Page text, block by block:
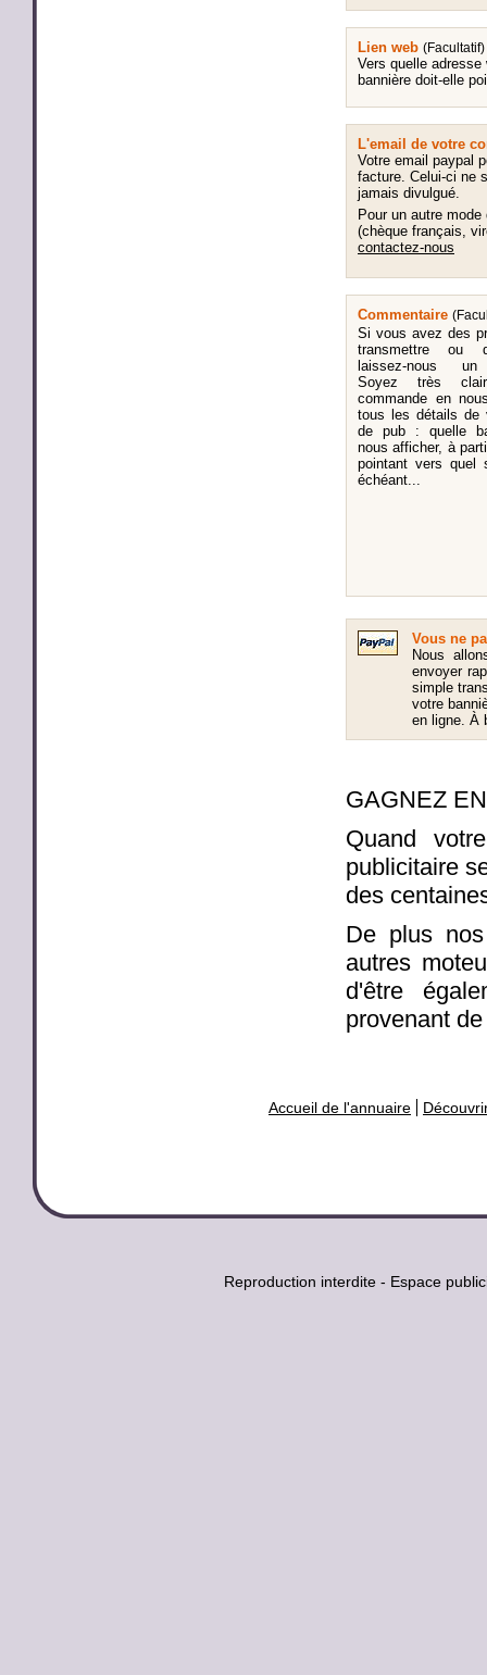
Lien web (Facultatif)
Vers quelle adresse
bannière doit-elle
L'email de votre
Votre email paypal
facture. Celui-ci ne
jamais divulgué.
Pour un autre mode
(chèque français,
contactez-nous
Commentaire
Si vous avez des
transmettre ou
laissez-nous un
Soyez très
commande en
tous les détails de
de pub : quelle
nous afficher, à
pointant vers quel
échéant...
Vous ne
Nous
envoyer
simple
votre
en ligne. À
GAGNEZ
Quand
publicitaire
des
De plus
autres
d'être
provenant
Accueil de l'annuaire
Reproduction interdite - Espace